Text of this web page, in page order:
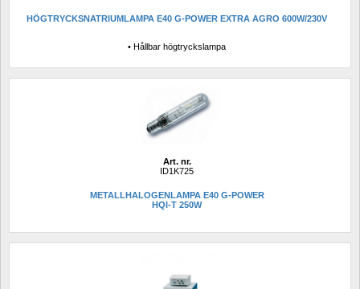
HÖGTRYCKSNATRIUMLAMPA E40 G-POWER EXTRA AGRO 600W/230V
• Hållbar högtryckslampa
Art. nr.
ID1K725
METALLHALOGENLAMPA E40 G-POWER
HQI-T 250W